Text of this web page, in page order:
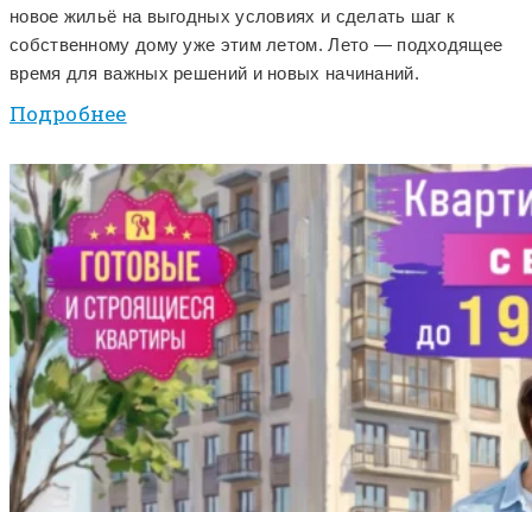
новое жильё на выгодных условиях и сделать шаг к
собственному дому уже этим летом. Лето — подходящее
время для важных решений и новых начинаний.
Подробнее